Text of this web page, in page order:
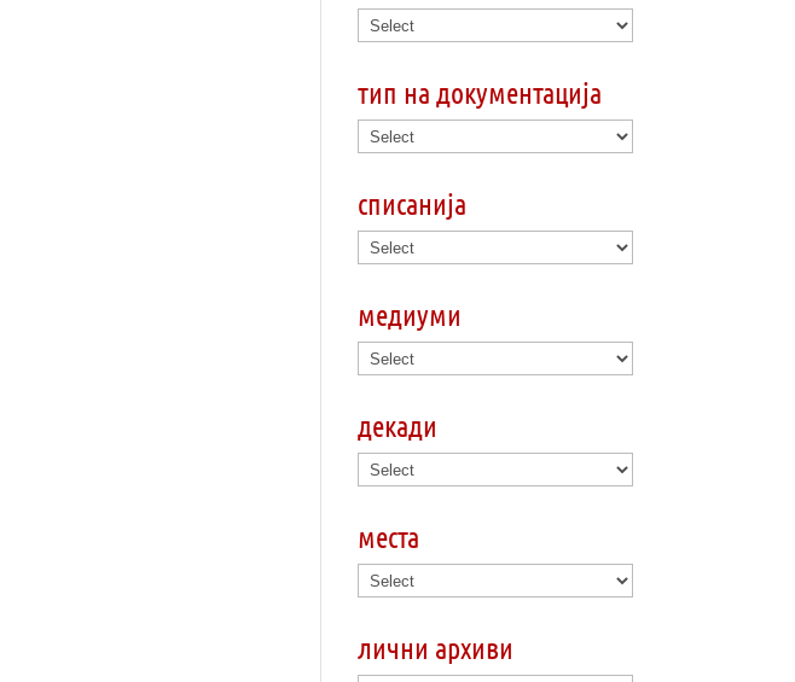
тип на документација
списанија
медиуми
декади
места
лични архиви